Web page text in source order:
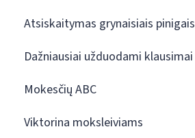
Atsiskaitymas grynaisiais pinigais
Dažniausiai užduodami klausimai
Mokesčių ABC
Viktorina moksleiviams